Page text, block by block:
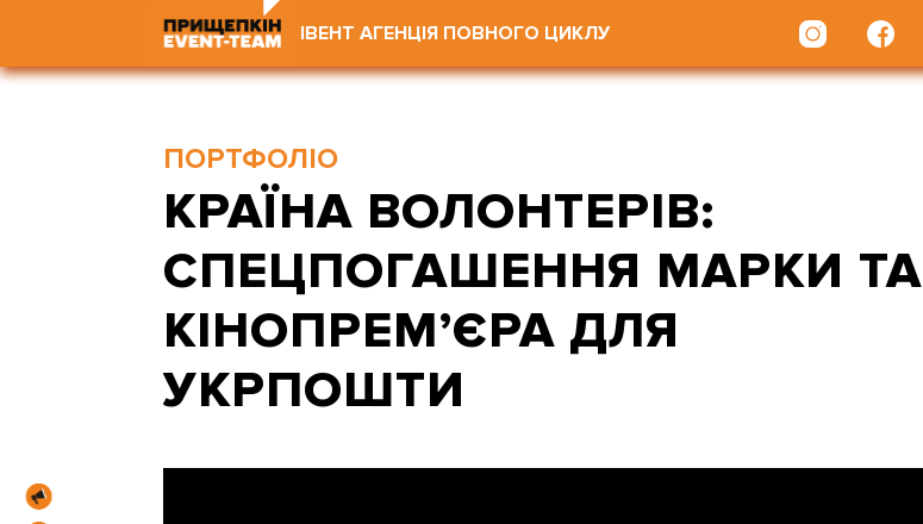
ІВЕНТ АГЕНЦІЯ ПОВНОГО ЦИКЛУ
ПОРТФОЛІО
КРАЇНА ВОЛОНТЕРІВ:
СПЕЦПОГАШЕННЯ МАРКИ ТА
КІНОПРЕМ’ЄРА ДЛЯ
УКРПОШТИ